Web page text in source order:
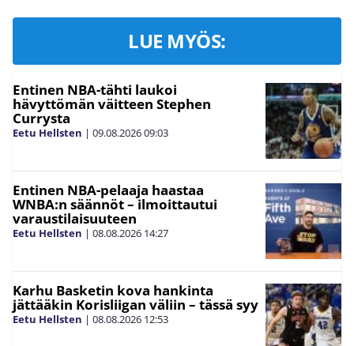
LUE MYÖS:
Entinen NBA-tähti laukoi
hävyttömän väitteen Stephen
Currysta
Eetu Hellsten | 09.08.202609:03
Entinen NBA-pelaaja haastaa
WNBA:n säännöt – ilmoittautui
varaustilaisuuteen
Eetu Hellsten | 08.08.2026 14:27
Karhu Basketin kova hankinta
jättääkin Korisliigan väliin – tässä syy
Eetu Hellsten | 08.08.2026 12:53